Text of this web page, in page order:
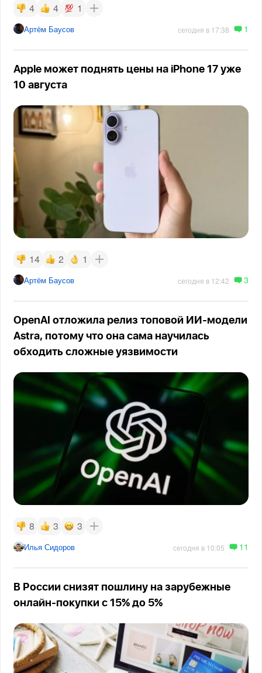
4 4 1
Артём Баусов сегодня в 17:38 1
Apple может поднять цены на iPhone 17 уже
10 августа
14 2 1
Артём Баусов сегодня в 12:42 3
OpenAI отложила релиз топовой ИИ-модели
Astra, потому что она сама научилась
обходить сложные уязвимости
8 3 3
Илья Сидоров сегодня в 10:05 11
В России снизят пошлину на зарубежные
онлайн-покупки с 15% до 5%